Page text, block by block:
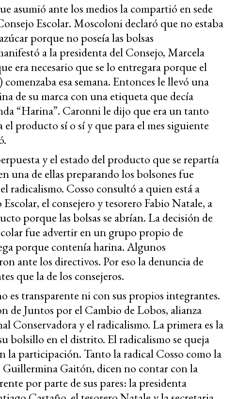
aumentar
o
el
volumen.
asumió ante los medios la compartió en sede
Escolar. Moscoloni declaró que no estaba
porque no poseía las bolsas
a la presidenta del Consejo, Marcela
era necesario que se lo entregara porque el
esa semana. Entonces le llevó una
de su marca con una etiqueta que decía
“Harina”. Caronni le dijo que era un tanto
producto sí o sí y que para el mes siguiente
y el estado del producto que se repartía
una de ellas preparando los bolsones fue
radicalismo. Cosso consultó a quien está a
el consejero y tesorero Fabio Natale, a
porque las bolsas se abrían. La decisión de
fue advertir en un grupo propio de
porque contenía harina. Algunos
ante los directivos. Por eso la denuncia de
que la de los consejeros.
es transparente ni con sus propios integrantes.
de Juntos por el Cambio de Lobos, alianza
Conservadora y el radicalismo. La primera es la
bolsillo en el distrito. El radicalismo se queja
la participación. Tanto la radical Cosso como la
Guillermina Gaitón, dicen no contar con la
por parte de sus pares: la presidenta